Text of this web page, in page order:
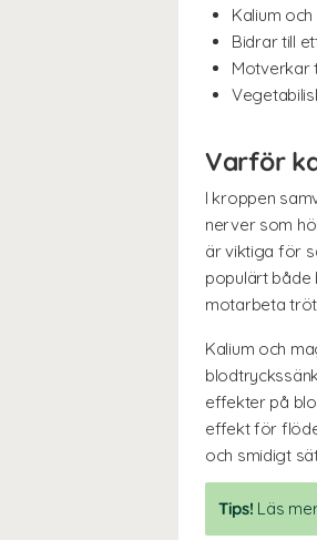
Kalium
Bidrar till
Motverkar
Varför
I kroppen
nerver som
är viktiga för
populärt både
motarbeta
Kalium och
effekter på
effekt för
och smidigt
Tips! Läs